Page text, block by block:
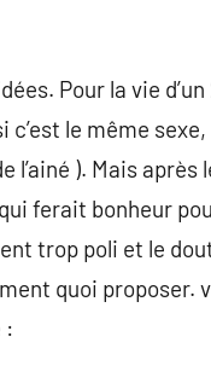
Pour la vie
le même
l’ainé ). Mais
ferait bonheur
trop poli et le
quoi proposer.
: